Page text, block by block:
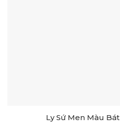
Ly Sứ Men Màu